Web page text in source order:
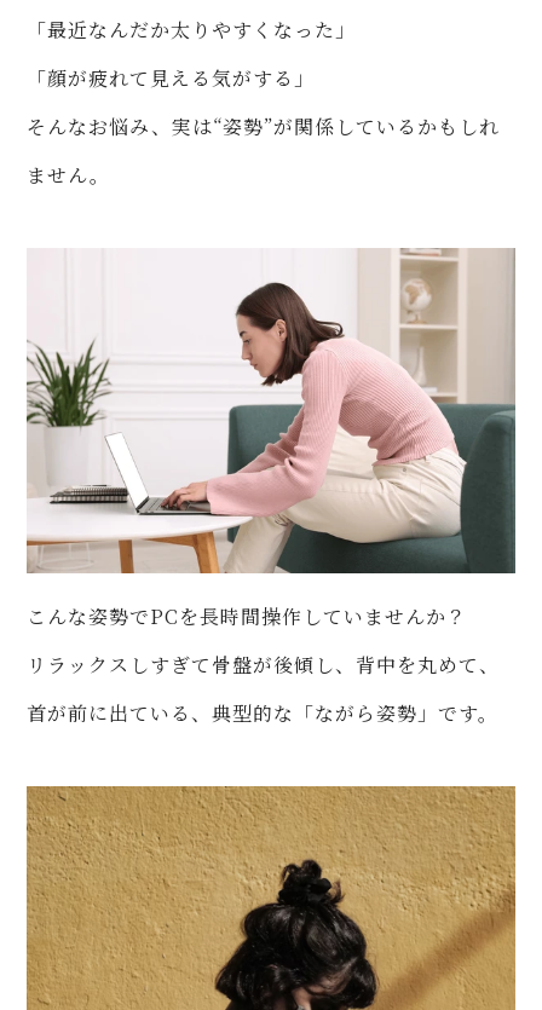
「最近なんだか太りやすくなった」
「顔が疲れて見える気がする」
そんなお悩み、実は“姿勢”が関係しているかもしれ
ません。
こんな姿勢でPCを長時間操作していませんか？
リラックスしすぎて骨盤が後傾し、背中を丸めて、
首が前に出ている、典型的な「ながら姿勢」です。